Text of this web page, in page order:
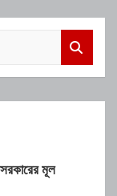
সরকারের মূল